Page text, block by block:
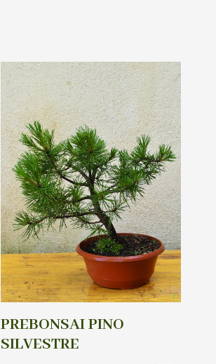
PREBONSAI PINO
SILVESTRE